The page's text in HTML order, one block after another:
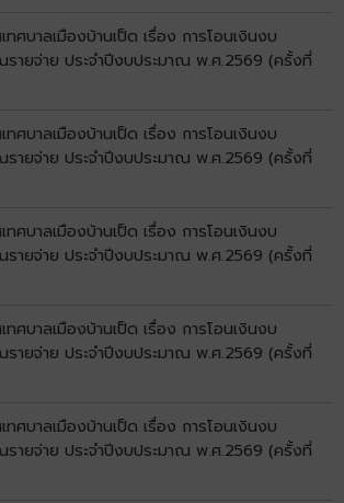
ทศบาลเมืองบ้านเป็ด เรื่อง การโอนเงินงบ
รายจ่าย ประจำปีงบประมาณ พ.ศ.2569 (ครั้งที่
ทศบาลเมืองบ้านเป็ด เรื่อง การโอนเงินงบ
รายจ่าย ประจำปีงบประมาณ พ.ศ.2569 (ครั้งที่
ทศบาลเมืองบ้านเป็ด เรื่อง การโอนเงินงบ
รายจ่าย ประจำปีงบประมาณ พ.ศ.2569 (ครั้งที่
ทศบาลเมืองบ้านเป็ด เรื่อง การโอนเงินงบ
รายจ่าย ประจำปีงบประมาณ พ.ศ.2569 (ครั้งที่
ทศบาลเมืองบ้านเป็ด เรื่อง การโอนเงินงบ
รายจ่าย ประจำปีงบประมาณ พ.ศ.2569 (ครั้งที่